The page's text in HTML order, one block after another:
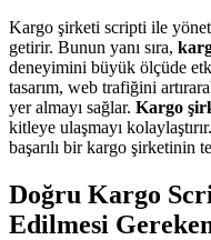
Kargo şirketi scripti ile
getirir. Bunun yanı sıra,
deneyimini büyük ölçüde
tasarım, web trafiğini
yer almayı sağlar. Kargo
kitleye ulaşmayı
başarılı bir kargo şirketinin
Doğru Kargo
Edilmesi